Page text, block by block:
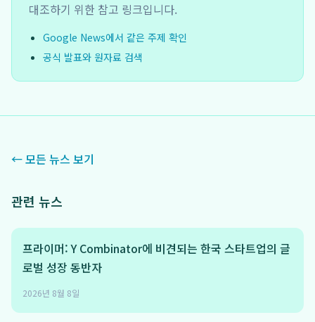
대조하기 위한 참고 링크입니다.
Google News에서 같은 주제 확인
공식 발표와 원자료 검색
← 모든 뉴스 보기
관련 뉴스
프라이머: Y Combinator에 비견되는 한국 스타트업의 글
로벌 성장 동반자
2026년 8월 8일